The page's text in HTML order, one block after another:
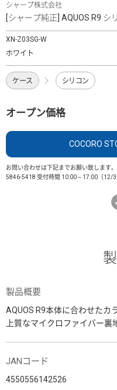
シャープ株式会社
[シャープ純正] AQUOS R9 シ
XN-Z03SG-W
ホワイト
ケース シリコン
オープン価格
COCORO
お問い合わせは下記までお願い致します
5846-5418 受付時間 10:00～17:00（12/
製品概要
AQUOS R9本体に合わせたカ
上質なマイクロファイバー
JANコード
4550556142526